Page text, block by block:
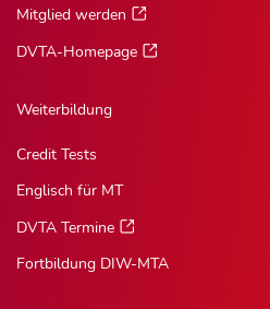
Mitglied werden
DVTA-Homepage
Weiterbildung
Credit Tests
Englisch für MT
DVTA Termine
Fortbildung DIW-MTA